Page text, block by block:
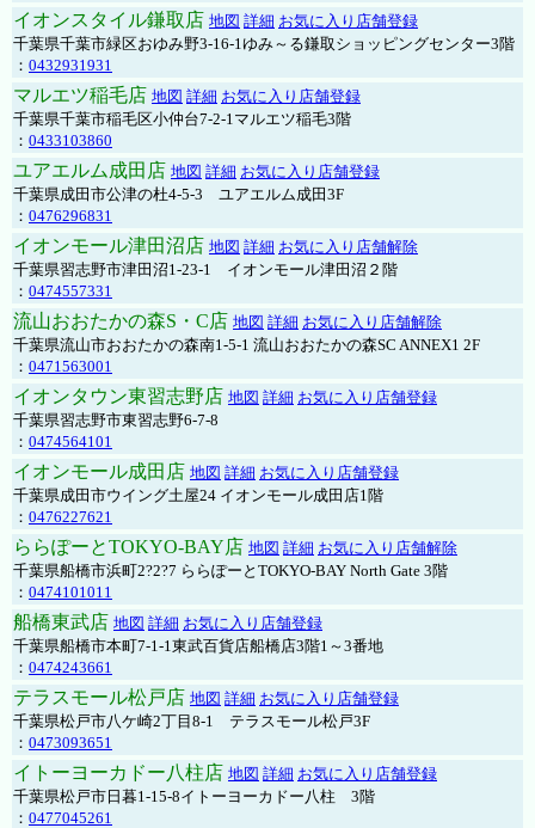
イオンスタイル鎌取店 地図 詳細 お気に入り店舗登録
千葉県千葉市緑区おゆみ野3-16-1ゆみ～る鎌取ショッピングセンター3階
： 0432931931
マルエツ稲毛店 地図 詳細 お気に入り店舗登録
千葉県千葉市稲毛区小仲台7-2-1マルエツ稲毛3階
： 0433103860
ユアエルム成田店 地図 詳細 お気に入り店舗登録
千葉県成田市公津の杜4-5-3 ユアエルム成田3F
： 0476296831
イオンモール津田沼店 地図 詳細 お気に入り店舗解除
千葉県習志野市津田沼1-23-1 イオンモール津田沼２階
： 0474557331
流山おおたかの森S・C店 地図 詳細 お気に入り店舗解除
千葉県流山市おおたかの森南1-5-1 流山おおたかの森SC ANNEX1 2F
： 0471563001
イオンタウン東習志野店 地図 詳細 お気に入り店舗登録
千葉県習志野市東習志野6-7-8
： 0474564101
イオンモール成田店 地図 詳細 お気に入り店舗登録
千葉県成田市ウイング土屋24 イオンモール成田店1階
： 0476227621
ららぽーとTOKYO-BAY店 地図 詳細 お気に入り店舗解除
千葉県船橋市浜町2?2?7 ららぽーとTOKYO-BAY North Gate 3階
： 0474101011
船橋東武店 地図 詳細 お気に入り店舗登録
千葉県船橋市本町7-1-1東武百貨店船橋店3階1～3番地
： 0474243661
テラスモール松戸店 地図 詳細 お気に入り店舗登録
千葉県松戸市八ケ崎2丁目8-1 テラスモール松戸3F
： 0473093651
イトーヨーカドー八柱店 地図 詳細 お気に入り店舗登録
千葉県松戸市日暮1-15-8イトーヨーカドー八柱 3階
： 0477045261